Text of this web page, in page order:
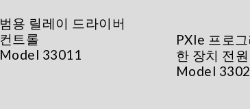
범용 릴레이 드라이버
컨트롤
Model 33011
PXIe 프로
한 장치 전
Model